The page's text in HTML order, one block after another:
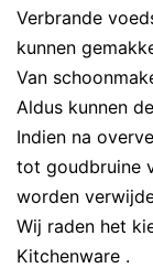
Verbrande
kunnen
Van
Aldus kunnen
Indien na
tot goudbruine
worden
Wij raden het
Kitchenware .